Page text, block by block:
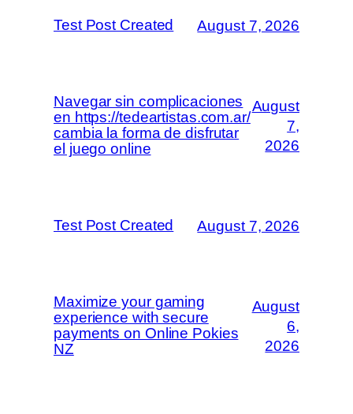
Test Post Created August 7, 2026
Navegar sin complicaciones
en https://tedeartistas.com.ar/
cambia la forma de disfrutar
el juego online
August
7,
2026
Test Post Created August 7, 2026
Maximize your gaming
experience with secure
payments on Online Pokies
NZ
August
6,
2026